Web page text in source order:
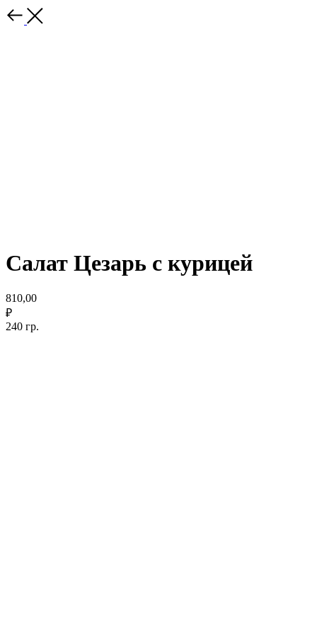
Салат Цезарь с курицей
810,00
₽
240 гр.